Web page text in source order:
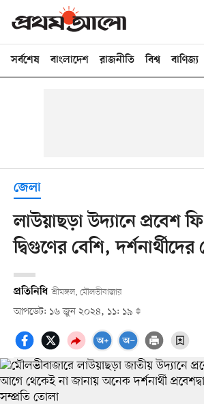
সর্বশেষ বাংলাদেশ রাজনীতি বিশ্ব বাণিজ্য
জেলা
লাউয়াছড়া উদ্যানে প্রবেশ
দ্বিগুণের বেশি,
প্রতিনিধি শ্রীমঙ্গল, মৌলভীবাজার
আপডেট: ১৬ জুন ২০২৪, ১১: ১৯